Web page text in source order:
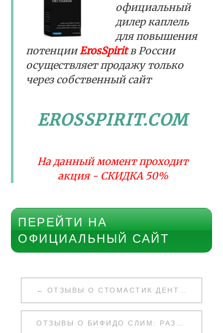
официальный
дилер каплель
для повышения
потенцииErosSpiritв России
осуществляет продажу только
через собственный сайт
EROSSPIRIT.COM
На данный момент проходит
акция - СКИДКА 50%
ПЕРЕЙТИ НА
ОФИЦИАЛЬНЫЙ САЙТ
НАВИГАЦИЯ
ПО
ЗАПИСЯМ
ОТЗЫВЫ О СТОМАСТИК ДЕНТА: РАЗВОД ИЛИ НЕТ
ОТЗЫВЫ О БИФИДО СЛИМ: РАЗВОД ИЛИ НЕТ